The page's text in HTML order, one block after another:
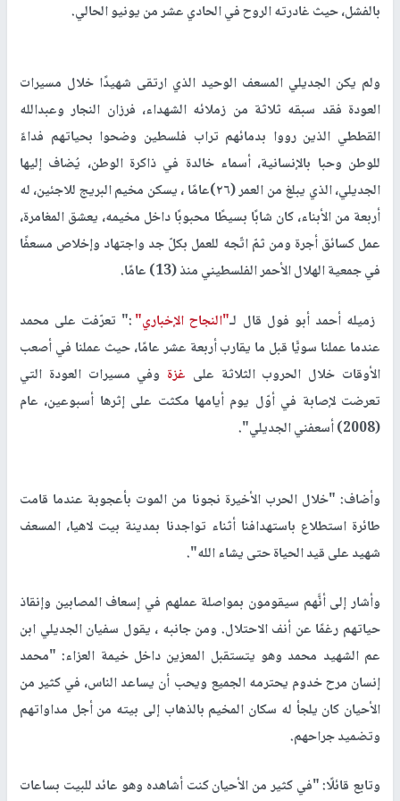
بالفشل، حيث غادرته الروح في الحادي عشر من يونيو الحالي.
ولم يكن الجديلي المسعف الوحيد الذي ارتقى شهيدًا خلال مسيرات
العودة فقد سبقه ثلاثة من زملائه الشهداء، فرزان النجار وعبدالله
القططي الذين رووا بدمائهم تراب فلسطين وضحوا بحياتهم فداءً
للوطن وحبا بالإنسانية، أسماء خالدة في ذاكرة الوطن، يُضاف إليها
الجديلي، الذي يبلغ من العمر (٢٦)عامًا ، يسكن مخيم البريج للاجئين، له
أربعة من الأبناء، كان شابًا بسيطًا محبوبًا داخل مخيمه، يعشق المغامرة،
عمل كسائق أجرة ومن ثمّ اتّجه للعمل بكلّ جد واجتهاد وإخلاص مسعفًا
في جمعية الهلال الأحمر الفلسطيني منذ (13) عامًا.
زميله أحمد أبو فول قال لـ"النجاح الإخباري":" تعرّفت على محمد
عندما عملنا سويًّا قبل ما يقارب أربعة عشر عامًا، حيث عملنا في أصعب
الأوقات خلال الحروب الثلاثة على غزة وفي مسيرات العودة التي
تعرضت لإصابة في أوّل يوم أيامها مكثت على إثرها أسبوعين، عام
(2008) أسعفني الجديلي".
وأضاف: "خلال الحرب الأخيرة نجونا من الموت بأعجوبة عندما قامت
طائرة استطلاع باستهدافنا أثناء تواجدنا بمدينة بيت لاهيا، المسعف
شهيد على قيد الحياة حتى يشاء الله".
وأشار إلى أنَّهم سيقومون بمواصلة عملهم في إسعاف المصابين وإنقاذ
حياتهم رغمًا عن أنف الاحتلال. ومن جانبه ، يقول سفيان الجديلي ابن
عم الشهيد محمد وهو يتستقبل المعزين داخل خيمة العزاء: "محمد
إنسان مرح خدوم يحترمه الجميع ويحب أن يساعد الناس، في كثير من
الأحيان كان يلجأ له سكان المخيم بالذهاب إلى بيته من أجل مداواتهم
وتضميد جراحهم.
وتابع قائلًا: "في كثير من الأحيان كنت أشاهده وهو عائد للبيت بساعات